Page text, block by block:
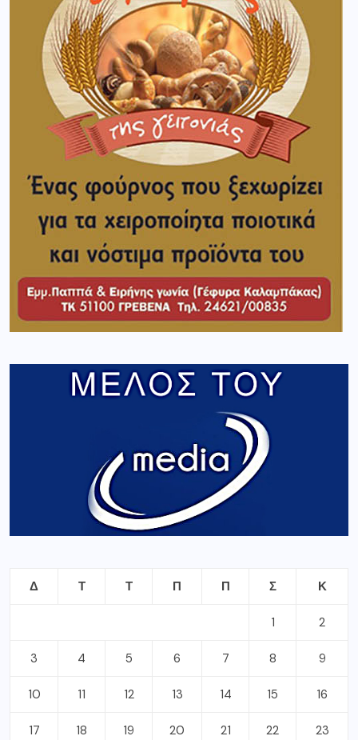
Δ Τ Τ Π Π Σ Κ
1 2
3 4 5 6 7 8 9
10 11 12 13 14 15 16
17 18 19 20 21 22 23